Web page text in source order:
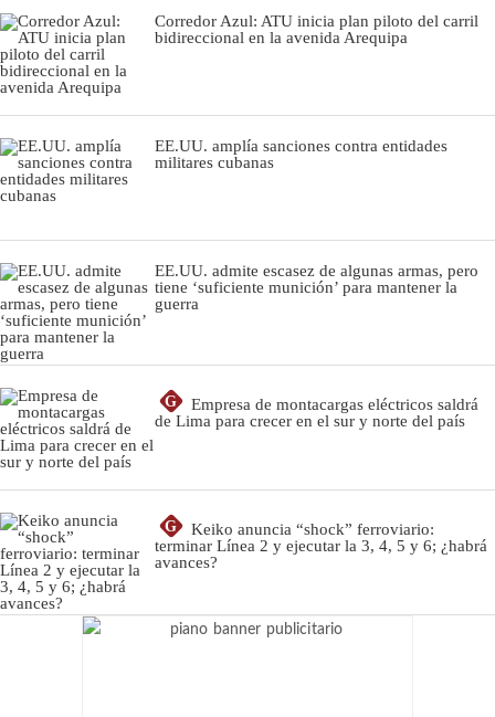
Corredor Azul: ATU inicia plan piloto del carril
bidireccional en la avenida Arequipa
EE.UU. amplía sanciones contra entidades
militares cubanas
EE.UU. admite escasez de algunas armas, pero
tiene ‘suficiente munición’ para mantener la
guerra
G
Empresa de montacargas eléctricos saldrá
de Lima para crecer en el sur y norte del país
G
Keiko anuncia “shock” ferroviario:
terminar Línea 2 y ejecutar la 3, 4, 5 y 6; ¿habrá
avances?